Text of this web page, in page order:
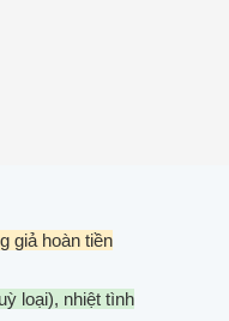
giả hoàn tiền
loại), nhiệt tình